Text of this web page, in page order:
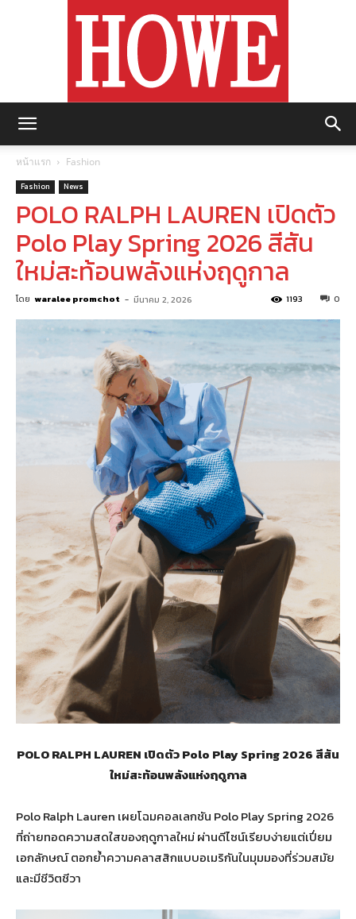
หน้าแรก Fashion
Fashion News
POLO RALPH LAUREN เปิดตัว
Polo Play Spring 2026 สีสัน
ใหม่สะท้อนพลังแห่งฤดูกาล
โดย waralee promchot - มีนาคม 2, 2026 0
1193
POLO RALPH LAUREN เปิดตัว Polo Play Spring 2026 สีสัน
ใหม่สะท้อนพลังแห่งฤดูกาล
Polo Ralph Lauren เผยโฉมคอลเลกชัน Polo Play Spring 2026
ที่ถ่ายทอดความสดใสของฤดูกาลใหม่ ผ่านดีไซน์เรียบง่ายแต่เปี่ยม
เอกลักษณ์ ตอกย้ำความคลาสสิกแบบอเมริกันในมุมมองที่ร่วมสมัย
และมีชีวิตชีวา